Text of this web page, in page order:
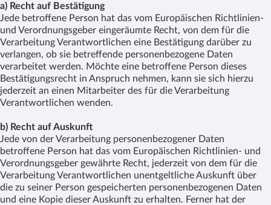
a) Recht auf Bestätigung
Jede betroffene Person hat das vom Europäischen Richtlinien-
und Verordnungsgeber eingeräumte Recht, von dem für die
Verarbeitung Verantwortlichen eine Bestätigung darüber zu
verlangen, ob sie betreffende personenbezogene Daten
verarbeitet werden. Möchte eine betroffene Person dieses
Bestätigungsrecht in Anspruch nehmen, kann sie sich hierzu
jederzeit an einen Mitarbeiter des für die Verarbeitung
Verantwortlichen wenden.
b) Recht auf Auskunft
Jede von der Verarbeitung personenbezogener Daten
betroffene Person hat das vom Europäischen Richtlinien- und
Verordnungsgeber gewährte Recht, jederzeit von dem für die
Verarbeitung Verantwortlichen unentgeltliche Auskunft über
die zu seiner Person gespeicherten personenbezogenen Daten
und eine Kopie dieser Auskunft zu erhalten. Ferner hat der